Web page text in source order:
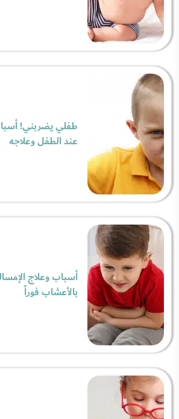
طفلي يضربني!
عند الطفل وعلاجه
أسباب وعلاج
بالأعشاب فوراً